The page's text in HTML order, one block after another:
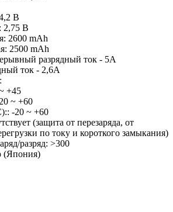
В
В
2600 mAh
2500 mAh
разрядный ток - 5А
ток - 2,6А
+45
~ +60
-20 ~ +60
(защита от перезаряда, от
по току и короткого замыкания)
разряд: >300
(Япония)